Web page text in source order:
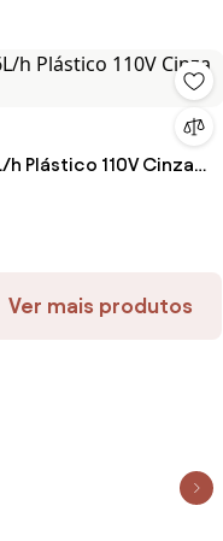
Plástico 110V Cinza
Ver mais produtos